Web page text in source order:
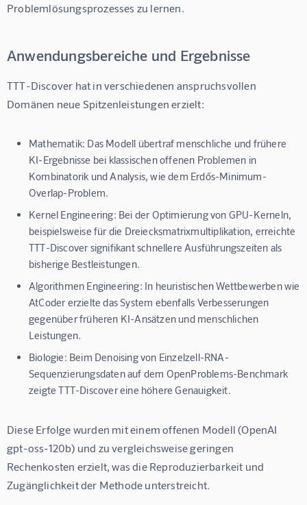
Problemlösungsprozesses zu lernen.
Anwendungsbereiche und Ergebnisse
TTT-Discover hat in verschiedenen anspruchsvollen
Domänen neue Spitzenleistungen erzielt:
Mathematik: Das Modell übertraf menschliche und frühere
KI-Ergebnisse bei klassischen offenen Problemen in
Kombinatorik und Analysis, wie dem Erdős-Minimum-
Overlap-Problem.
Kernel Engineering: Bei der Optimierung von GPU-Kerneln,
beispielsweise für die Dreiecksmatrixmultiplikation, erreichte
TTT-Discover signifikant schnellere Ausführungszeiten als
bisherige Bestleistungen.
Algorithmen Engineering: In heuristischen Wettbewerben wie
AtCoder erzielte das System ebenfalls Verbesserungen
gegenüber früheren KI-Ansätzen und menschlichen
Leistungen.
Biologie: Beim Denoising von Einzelzell-RNA-
Sequenzierungsdaten auf dem OpenProblems-Benchmark
zeigte TTT-Discover eine höhere Genauigkeit.
Diese Erfolge wurden mit einem offenen Modell (OpenAI
gpt-oss-120b) und zu vergleichsweise geringen
Rechenkosten erzielt, was die Reproduzierbarkeit und
Zugänglichkeit der Methode unterstreicht.